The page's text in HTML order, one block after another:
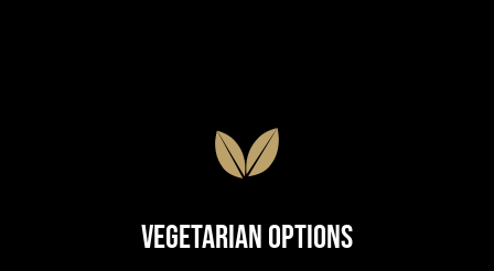
Vegetarian Options